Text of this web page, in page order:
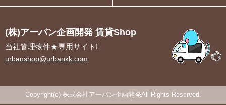
(株)アーバン企画開発 賃貸Shop
当社管理物件★専用サイト!
urbanshop@urbankk.com
Copyright(c) 株式会社アーバン企画開発All Rights Reserved.